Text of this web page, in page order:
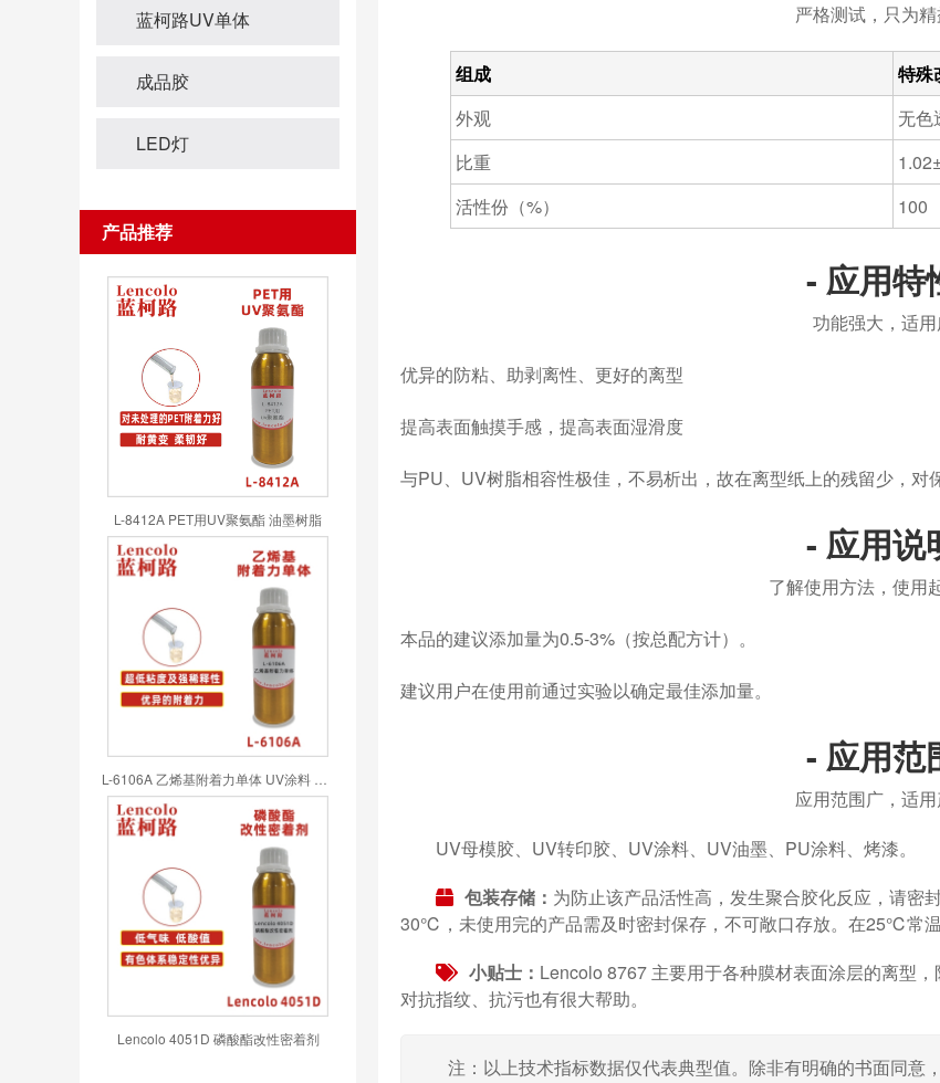
蓝柯路UV单体
成品胶
LED灯
产品推荐
L-8412A PET用UV聚氨酯 油墨树脂
Lencolo 4051D 磷酸酯改性密着剂
严格测试，只为
组成
特殊
外观
无色
比重
活性份（%）
100
- 应用特
功能强大，适用
优异的防粘、助剥离性、更好的离型
提高表面触摸手感，提高表面湿滑度
与PU、UV树脂相容性极佳，不易析出，故在离型纸上的残留少，对
- 应用说
了解使用方法，使用
本品的建议添加量为0.5-3%（按总配方计）。
建议用户在使用前通过实验以确定最佳添加量。
- 应用范
应用范围广，适
UV母模胶、UV转印胶、UV涂料、UV油墨、PU涂料、烤漆。
包装存储： 为防止该产品活性高，发生聚合胶化反应，请密
30℃，未使用完的产品需及时密封保存，不可敞口存放。在25℃常
小贴士： Lencolo 8767 主要用于各种膜材表面涂层的离型
对抗指纹、抗污也有很大帮助。
注：以上技术指标数据仅代表典型值。除非有明确的书面同